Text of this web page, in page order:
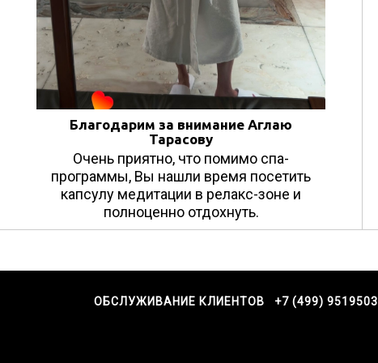
Благодарим за внимание Аглаю
Тарасову
Очень приятно, что помимо спа-
программы, Вы нашли время посетить
капсулу медитации в релакс-зоне и
полноценно отдохнуть.
ОБСЛУЖИВАНИЕ КЛИЕНТОВ +7 (499) 9519503